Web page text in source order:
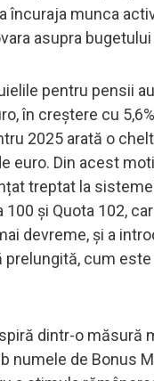
încuraja munca
asupra
pentru pensii
în creștere cu
2025 arată o
euro. Din acest
treptat la
100 și Quota 102,
devreme, și a
prelungită, cum
dintr-o măsură
numele de Bonus